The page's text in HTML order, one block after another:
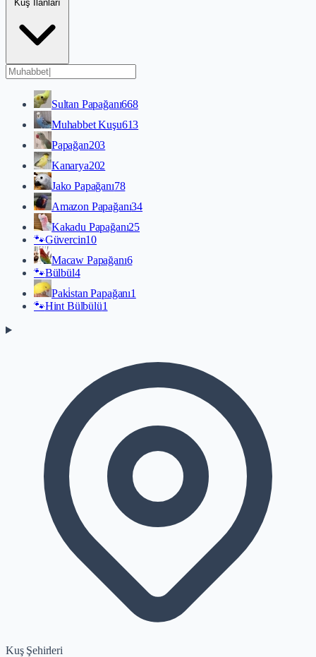
Kuş İlanları
Sultan Papağanı668
Muhabbet Kuşu613
Papağan203
Kanarya202
Jako Papağanı78
Amazon Papağanı34
Kakadu Papağanı25
🐾Güvercin10
Macaw Papağanı6
🐾Bülbül4
Paki̇stan Papağanı1
🐾Hint Bülbülü1
Kuş Şehirleri